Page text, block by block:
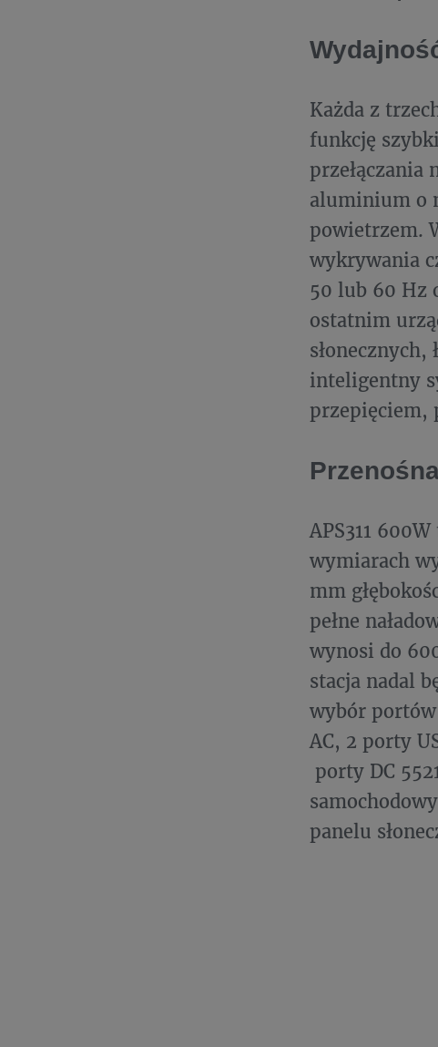
Każda z
funkcję
przełączania
aluminium o
powietrzem.
wykrywania
50 lub 60 Hz
ostatnim
inteligentny
przepięciem,
APS311
wymiarach
mm
pełne
wynosi do
stacja nadal
wybór portów
AC, 2 porty
porty DC
panelu